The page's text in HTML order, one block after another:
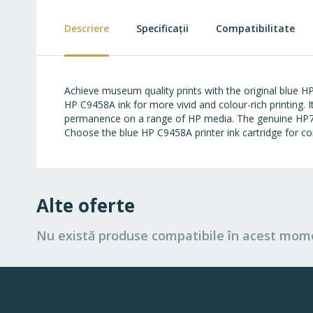
images
Descriere
Achieve museum quality prints with the original blue
HP C9458A ink for more vivid and colour-rich
permanence on a range of HP media. The genuine
Choose the blue HP C9458A printer ink cartridge for
Specificații Compatibilitate
Alte oferte
Nu există produse compatibile în acest